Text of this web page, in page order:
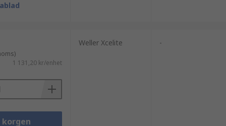
1 131,20 kr/enhet
korgen
Weller Xcelite -